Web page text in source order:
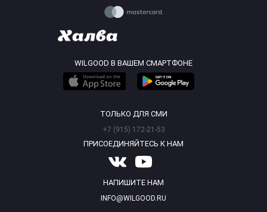
WILGOOD В ВАШЕМ СМАРТФОНЕ
ТОЛЬКО ДЛЯ СМИ
+7 (915) 172-21-53
ПРИСОЕДИНЯЙТЕСЬ К НАМ
НАПИШИТЕ НАМ
INFO@WILGOOD.RU